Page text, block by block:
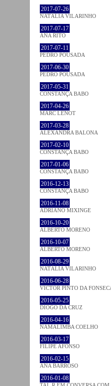
2017-07-26
NATÁLIA VILARINHO
2017-07-17
ANA RITO
2017-07-11
PEDRO POUSADA
2017-06-30
PEDRO POUSADA
2017-05-31
CONSTANÇA BABO
2017-04-26
MARC LENOT
2017-03-28
ALEXANDRA BALONA
2017-02-10
CONSTANÇA BABO
2017-01-06
CONSTANÇA BABO
2016-12-13
CONSTANÇA BABO
2016-11-08
ADRIANO MIXINGE
2016-10-20
ALBERTO MORENO
2016-10-07
ALBERTO MORENO
2016-08-29
NATÁLIA VILARINHO
2016-06-28
VICTOR PINTO DA
2016-05-25
DIOGO DA CRUZ
2016-04-16
NAMALIMBA COELHO
2016-03-17
FILIPE AFONSO
2016-02-15
ANA BARROSO
2016-01-08